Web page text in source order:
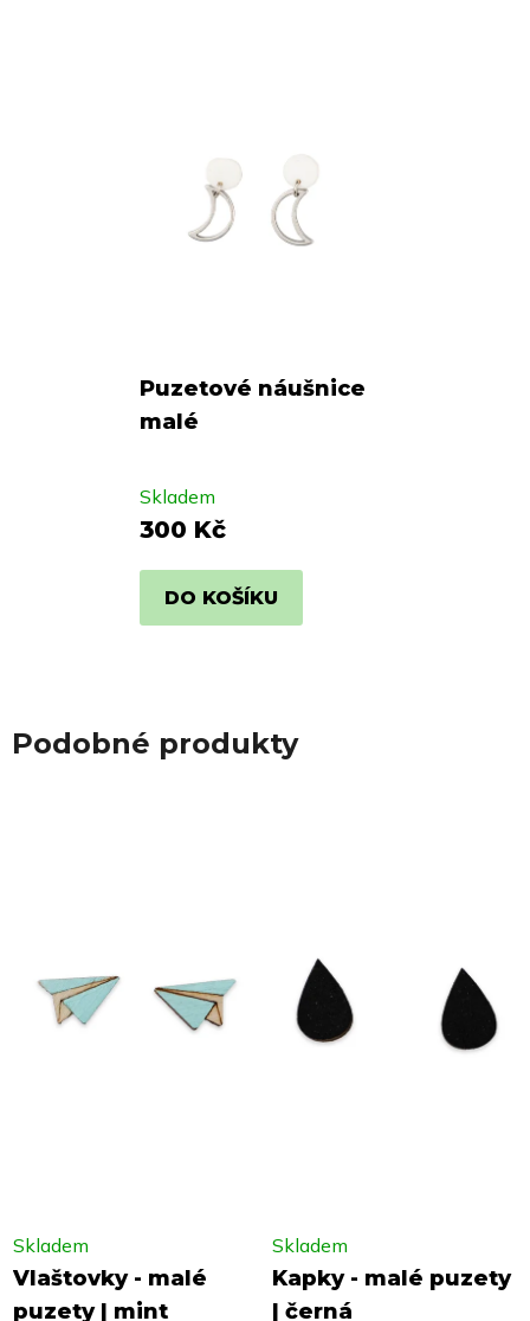
Puzetové náušnice
malé
Skladem
300 Kč
DO KOŠÍKU
Podobné produkty
Vlaštovky - malé
puzety | mint
Skladem
Kapky - malé puzety
| černá
Skladem